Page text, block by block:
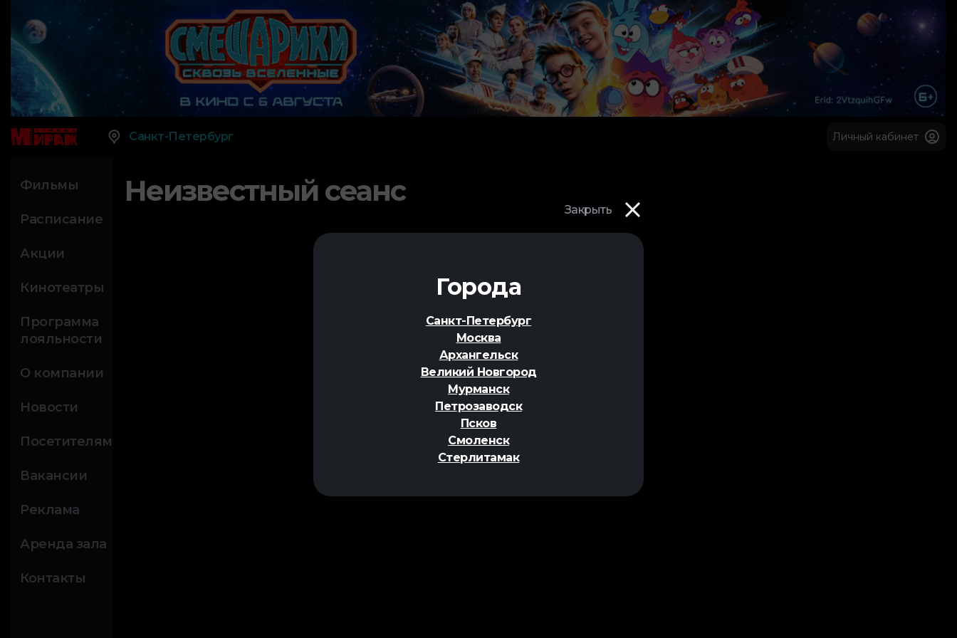
Закрыть
Города
Санкт-Петербург
Москва
Архангельск
Великий Новгород
Мурманск
Петрозаводск
Псков
Смоленск
Стерлитамак
Санкт-Петербург Личный кабинет
Фильмы
Расписание
Акции
Кинотеатры
Программа
лояльности
О компании
Новости
Посетителям
Вакансии
Реклама
Аренда зала
Контакты
Неизвестный сеанс